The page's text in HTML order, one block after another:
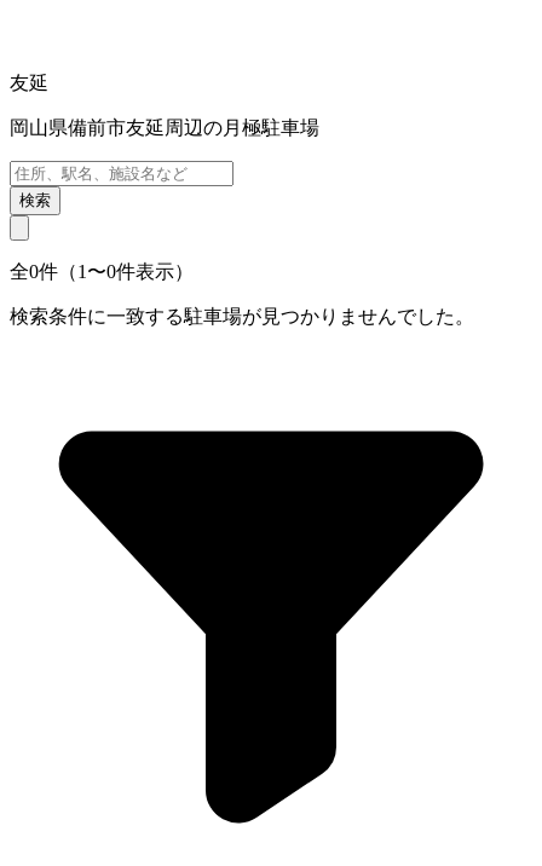
友延
岡山県備前市友延周辺の月極駐車場
検索
全0件（1〜0件表示）
検索条件に一致する駐車場が見つかりませんでした。